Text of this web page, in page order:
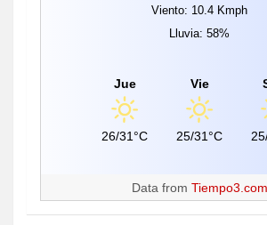
Viento: 10.4 Kmph
Lluvia: 58%
Jue
26/31°C
Vie
25/31°C
Data from Tiempo3.com